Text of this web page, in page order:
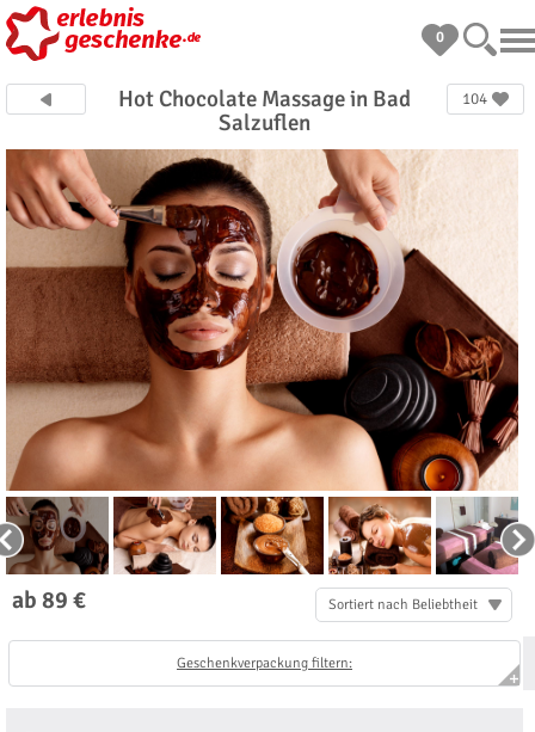
0
Hot Chocolate Massage in Bad
Salzuflen
104
ab 89 € Sortiert nach Beliebtheit
Geschenkverpackung filtern: